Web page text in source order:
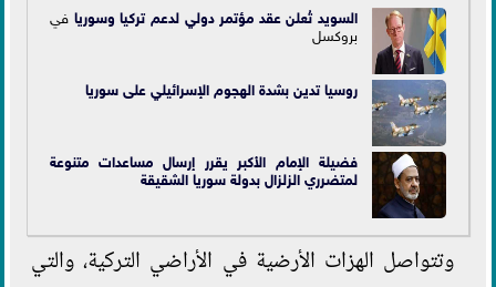
السويد تُعلن عقد مؤتمر دولي لدعم تركيا وسوريا في
بروكسل
روسيا تدين بشدة الهجوم الإسرائيلي على سوريا
فضيلة الإمام الأكبر يقرر إرسال مساعدات متنوعة
لمتضرري الزلزال بدولة سوريا الشقيقة
وتتواصل الهزات الأرضية في الأراضي التركية، والتي